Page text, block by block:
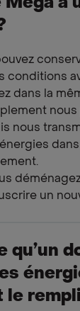
Mega à
conditions
dans la
nous
nous
un
qu’un
le